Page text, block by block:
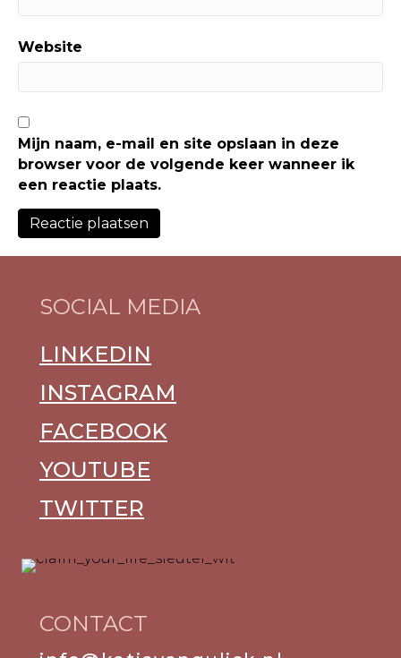
Website
Mijn naam, e-mail en site opslaan in deze
browser voor de volgende keer wanneer ik
een reactie plaats.
SOCIAL MEDIA
LINKEDIN
INSTAGRAM
FACEBOOK
YOUTUBE
TWITTER
CONTACT